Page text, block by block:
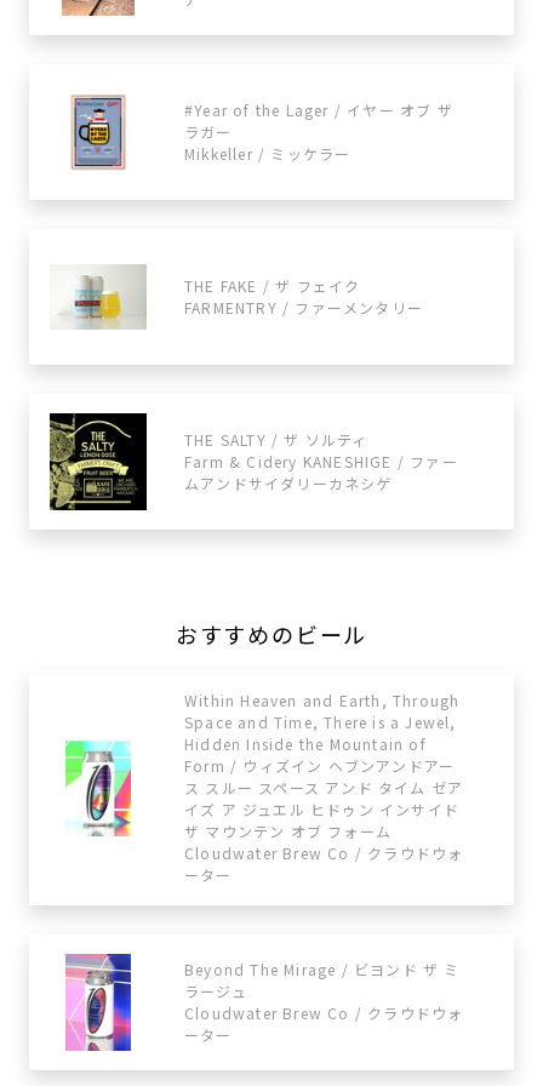
#Year of the Lager / イヤー オブ ザ
ラガー
Mikkeller / ミッケラー
THE FAKE / ザ フェイク
FARMENTRY / ファーメンタリー
THE SALTY / ザ ソルティ
Farm & Cidery KANESHIGE / ファー
ムアンドサイダリーカネシゲ
おすすめのビール
Within Heaven and Earth, Through
Space and Time, There is a Jewel,
Hidden Inside the Mountain of
Form / ウィズイン ヘブンアンドアー
ス スルー スペース アンド タイム ゼア
イズ ア ジュエル ヒドゥン インサイド
ザ マウンテン オブ フォーム
Cloudwater Brew Co / クラウドウォ
ーター
Beyond The Mirage / ビヨンド ザ ミ
ラージュ
Cloudwater Brew Co / クラウドウォ
ーター